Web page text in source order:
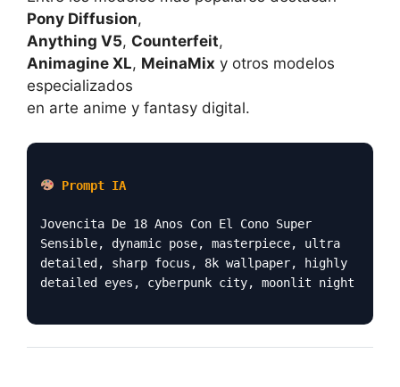
Pony Diffusion,
Anything V5, Counterfeit,
Animagine XL, MeinaMix y otros modelos
especializados
en arte anime y fantasy digital.
Prompt IA
Jovencita De 18 Anos Con El Cono Super
Sensible, dynamic pose, masterpiece, ultra
detailed, sharp focus, 8k wallpaper, highly
detailed eyes, cyberpunk city, moonlit night